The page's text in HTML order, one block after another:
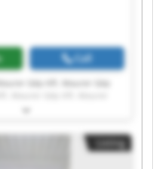
Call
Kft. Maurer Gép Kft.
Maurer Gép Kft. Maurer
Kft. Maurer Gép Kft.
Gép Kft. Maurer Gép
Listing